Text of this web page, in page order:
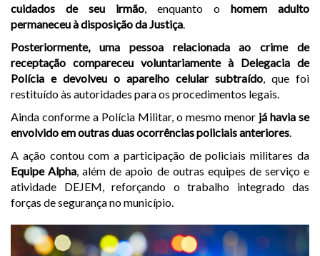
cuidados de seu irmão , enquanto o homem adulto
permaneceu à disposição da Justiça
Posteriormente, uma pessoa relacionada ao crime de
receptação compareceu voluntariamente à Delegacia de
Polícia e devolveu o aparelho celular subtraído , que foi
restituído às autoridades para os procedimentos legais.
Ainda conforme a Polícia Militar, o mesmo menor já havia se
envolvido em outras duas ocorrências policiais anteriores
A ação contou com a participação de policiais militares da
Equipe Alpha , além de apoio de outras equipes de serviço e
atividade DEJEM, reforçando o trabalho integrado das
forças de segurança no município.